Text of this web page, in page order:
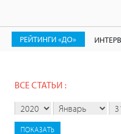
РЕЙТИНГИ «ДО»
ВСЕ СТАТЬИ :